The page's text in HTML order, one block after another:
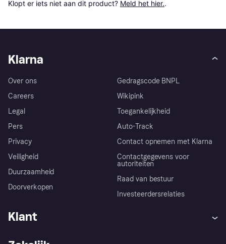
Klopt er iets niet aan dit product? Meld het hier..
Klarna
Over ons
Careers
Legal
Pers
Privacy
Veiligheid
Duurzaamheid
Doorverkopen
Gedragscode BNPL
Wikipink
Toegankelijkheid
Auto-Track
Contact opnemen met Klarna
Contactgegevens voor
autoriteiten
Raad van bestuur
Investeerdersrelaties
Klant